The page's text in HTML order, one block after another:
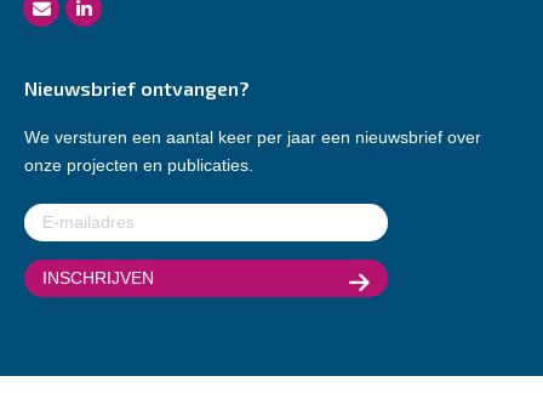
Nieuwsbrief ontvangen?
We versturen een aantal keer per jaar een nieuwsbrief over
onze projecten en publicaties.
E-
mailadres(Vereist)